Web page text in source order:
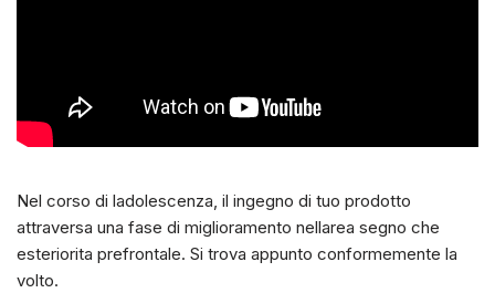
Nel corso di ladolescenza, il ingegno di tuo prodotto
attraversa una fase di miglioramento nellarea segno che
esteriorita prefrontale. Si trova appunto conformemente la
volto.